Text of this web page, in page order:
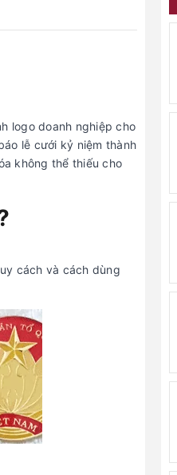
logo doanh nghiệp cho
lễ cưới kỷ niệm thành
không thể thiếu cho
cách và cách dùng